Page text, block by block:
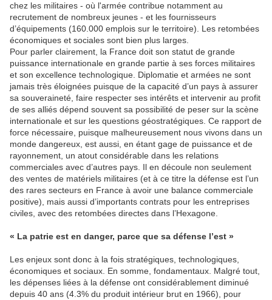
chez les militaires - où l'armée contribue notamment au
recrutement de nombreux jeunes - et les fournisseurs
d’équipements (160.000 emplois sur le territoire). Les retombées
économiques et sociales sont bien plus larges.
Pour parler clairement, la France doit son statut de grande
puissance internationale en grande partie à ses forces militaires
et son excellence technologique. Diplomatie et armées ne sont
jamais très éloignées puisque de la capacité d’un pays à assurer
sa souveraineté, faire respecter ses intérêts et intervenir au profit
de ses alliés dépend souvent sa possibilité de peser sur la scène
internationale et sur les questions géostratégiques. Ce rapport de
force nécessaire, puisque malheureusement nous vivons dans un
monde dangereux, est aussi, en étant gage de puissance et de
rayonnement, un atout considérable dans les relations
commerciales avec d’autres pays. Il en découle non seulement
des ventes de matériels militaires (et à ce titre la défense est l’un
des rares secteurs en France à avoir une balance commerciale
positive), mais aussi d’importants contrats pour les entreprises
civiles, avec des retombées directes dans l’Hexagone.
« La patrie est en danger, parce que sa défense l’est »
Les enjeux sont donc à la fois stratégiques, technologiques,
économiques et sociaux. En somme, fondamentaux. Malgré tout,
les dépenses liées à la défense ont considérablement diminué
depuis 40 ans (4.3% du produit intérieur brut en 1966), pour